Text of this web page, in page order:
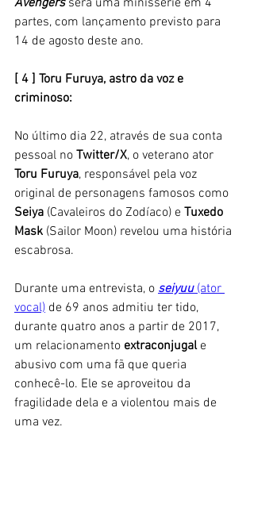
Avengers será uma minissérie em 4
partes, com lançamento previsto para
14 de agosto deste ano.
[ 4 ] Toru Furuya, astro da voz e
criminoso:
No último dia 22, através de sua conta
pessoal no Twitter/X, o veterano ator
Toru Furuya, responsável pela voz
original de personagens famosos como
Seiya (Cavaleiros do Zodíaco) e Tuxedo
Mask (Sailor Moon) revelou uma história
escabrosa.
Durante uma entrevista, o seiyuu (ator
vocal) de 69 anos admitiu ter tido,
durante quatro anos a partir de 2017,
um relacionamento extraconjugal e
abusivo com uma fã que queria
conhecê-lo. Ele se aproveitou da
fragilidade dela e a violentou mais de
uma vez.